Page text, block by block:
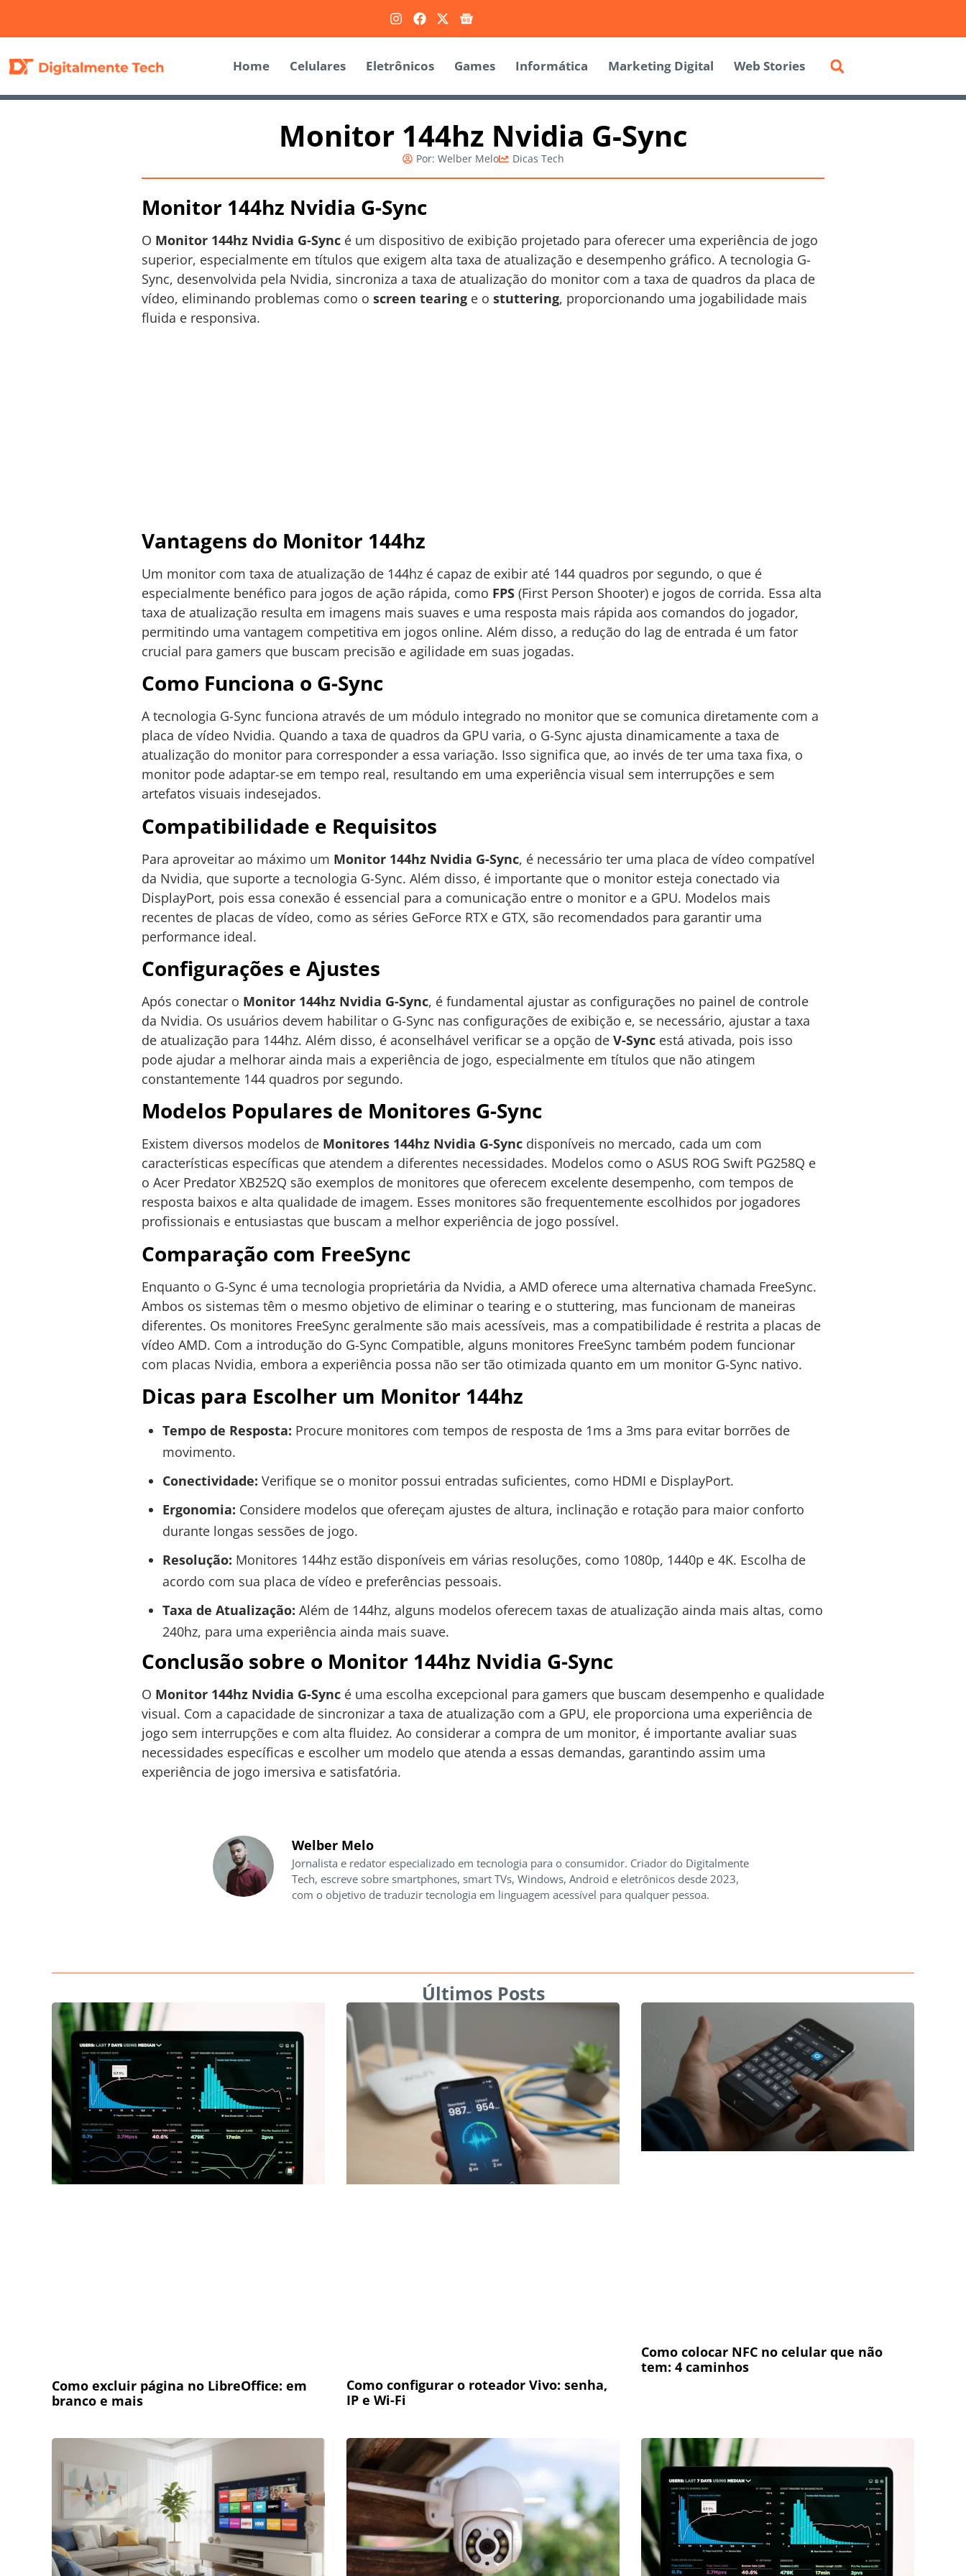
Home Celulares Eletrônicos Games Informática Marketing Digital Web Stories
Monitor 144hz Nvidia G-Sync
Por: Welber Melo Dicas Tech
Monitor 144hz Nvidia G-Sync
O Monitor 144hz Nvidia G-Sync é um dispositivo de exibição projetado para oferecer uma experiência de jogo
superior, especialmente em títulos que exigem alta taxa de atualização e desempenho gráfico. A tecnologia G-
Sync, desenvolvida pela Nvidia, sincroniza a taxa de atualização do monitor com a taxa de quadros da placa de
vídeo, eliminando problemas como o screen tearing e o stuttering, proporcionando uma jogabilidade mais
fluida e responsiva.
Vantagens do Monitor 144hz
Um monitor com taxa de atualização de 144hz é capaz de exibir até 144 quadros por segundo, o que é
especialmente benéfico para jogos de ação rápida, como FPS (First Person Shooter) e jogos de corrida. Essa alta
taxa de atualização resulta em imagens mais suaves e uma resposta mais rápida aos comandos do jogador,
permitindo uma vantagem competitiva em jogos online. Além disso, a redução do lag de entrada é um fator
crucial para gamers que buscam precisão e agilidade em suas jogadas.
Como Funciona o G-Sync
A tecnologia G-Sync funciona através de um módulo integrado no monitor que se comunica diretamente com a
placa de vídeo Nvidia. Quando a taxa de quadros da GPU varia, o G-Sync ajusta dinamicamente a taxa de
atualização do monitor para corresponder a essa variação. Isso significa que, ao invés de ter uma taxa fixa, o
monitor pode adaptar-se em tempo real, resultando em uma experiência visual sem interrupções e sem
artefatos visuais indesejados.
Compatibilidade e Requisitos
Para aproveitar ao máximo um Monitor 144hz Nvidia G-Sync, é necessário ter uma placa de vídeo compatível
da Nvidia, que suporte a tecnologia G-Sync. Além disso, é importante que o monitor esteja conectado via
DisplayPort, pois essa conexão é essencial para a comunicação entre o monitor e a GPU. Modelos mais
recentes de placas de vídeo, como as séries GeForce RTX e GTX, são recomendados para garantir uma
performance ideal.
Configurações e Ajustes
Após conectar o Monitor 144hz Nvidia G-Sync, é fundamental ajustar as configurações no painel de controle
da Nvidia. Os usuários devem habilitar o G-Sync nas configurações de exibição e, se necessário, ajustar a taxa
de atualização para 144hz. Além disso, é aconselhável verificar se a opção de V-Sync está ativada, pois isso
pode ajudar a melhorar ainda mais a experiência de jogo, especialmente em títulos que não atingem
constantemente 144 quadros por segundo.
Modelos Populares de Monitores G-Sync
Existem diversos modelos de Monitores 144hz Nvidia G-Sync disponíveis no mercado, cada um com
características específicas que atendem a diferentes necessidades. Modelos como o ASUS ROG Swift PG258Q e
o Acer Predator XB252Q são exemplos de monitores que oferecem excelente desempenho, com tempos de
resposta baixos e alta qualidade de imagem. Esses monitores são frequentemente escolhidos por jogadores
profissionais e entusiastas que buscam a melhor experiência de jogo possível.
Comparação com FreeSync
Enquanto o G-Sync é uma tecnologia proprietária da Nvidia, a AMD oferece uma alternativa chamada FreeSync.
Ambos os sistemas têm o mesmo objetivo de eliminar o tearing e o stuttering, mas funcionam de maneiras
diferentes. Os monitores FreeSync geralmente são mais acessíveis, mas a compatibilidade é restrita a placas de
vídeo AMD. Com a introdução do G-Sync Compatible, alguns monitores FreeSync também podem funcionar
com placas Nvidia, embora a experiência possa não ser tão otimizada quanto em um monitor G-Sync nativo.
Dicas para Escolher um Monitor 144hz
Tempo de Resposta: Procure monitores com tempos de resposta de 1ms a 3ms para evitar borrões de
movimento.
Conectividade: Verifique se o monitor possui entradas suficientes, como HDMI e DisplayPort.
Ergonomia: Considere modelos que ofereçam ajustes de altura, inclinação e rotação para maior conforto
durante longas sessões de jogo.
Resolução: Monitores 144hz estão disponíveis em várias resoluções, como 1080p, 1440p e 4K. Escolha de
acordo com sua placa de vídeo e preferências pessoais.
Taxa de Atualização: Além de 144hz, alguns modelos oferecem taxas de atualização ainda mais altas, como
240hz, para uma experiência ainda mais suave.
Conclusão sobre o Monitor 144hz Nvidia G-Sync
O Monitor 144hz Nvidia G-Sync é uma escolha excepcional para gamers que buscam desempenho e qualidade
visual. Com a capacidade de sincronizar a taxa de atualização com a GPU, ele proporciona uma experiência de
jogo sem interrupções e com alta fluidez. Ao considerar a compra de um monitor, é importante avaliar suas
necessidades específicas e escolher um modelo que atenda a essas demandas, garantindo assim uma
experiência de jogo imersiva e satisfatória.
Welber Melo
Jornalista e redator especializado em tecnologia para o consumidor. Criador do Digitalmente
Tech, escreve sobre smartphones, smart TVs, Windows, Android e eletrônicos desde 2023,
com o objetivo de traduzir tecnologia em linguagem acessível para qualquer pessoa.
Últimos Posts
Como excluir página no LibreOffice: em
branco e mais
Como configurar o roteador Vivo: senha,
IP e Wi-Fi
Como colocar NFC no celular que não
tem: 4 caminhos